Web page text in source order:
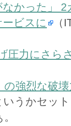
なかった」
ビスに
（
圧力にさら
の強烈な破
うかセッ